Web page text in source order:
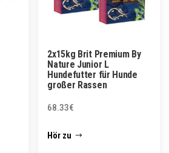
2x15kg Brit Premium By
Nature Junior L
Hundefutter für Hunde
großer Rassen
68.33€
Hör zu